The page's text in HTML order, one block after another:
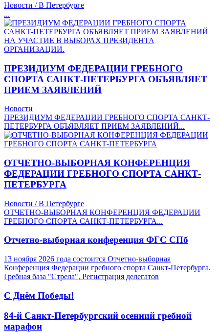
Новости / В Петербурге
...
ПРЕЗИДИУМ ФЕДЕРАЦИИ ГРЕБНОГО
СПОРТА САНКТ-ПЕТЕРБУРГА ОБЪЯВЛЯЕТ
ПРИЕМ ЗАЯВЛЕНИЙ
Новости
ПРЕЗИДИУМ ФЕДЕРАЦИИ ГРЕБНОГО СПОРТА САНКТ-
ПЕТЕРБУРГА ОБЪЯВЛЯЕТ ПРИЕМ ЗАЯВЛЕНИЙ...
ОТЧЕТНО-ВЫБОРНАЯ КОНФЕРЕНЦИЯ
ФЕДЕРАЦИИ ГРЕБНОГО СПОРТА САНКТ-
ПЕТЕРБУРГА
Новости / В Петербурге
ОТЧЕТНО-ВЫБОРНАЯ КОНФЕРЕНЦИЯ ФЕДЕРАЦИИ
ГРЕБНОГО СПОРТА САНКТ-ПЕТЕРБУРГА...
Отчетно-выборная конференция ФГС СПб
13 ноября 2026 года состоится Отчетно-выборная
Конференция Федерации гребного спорта Санкт-Петербурга.
Гребная база "Стрела", Регистрация делегатов
С Днём Победы!
84-й Санкт-Петербургский осенний гребной
марафон